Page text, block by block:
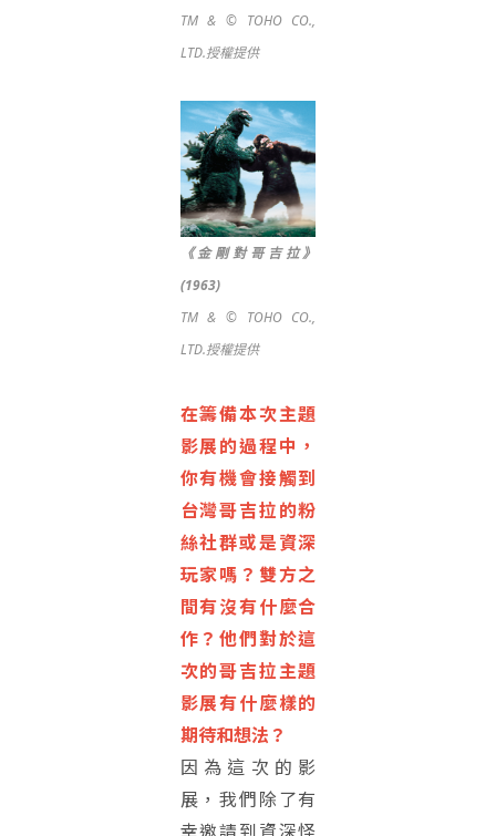
TM & © TOHO CO.,
LTD.授權提供
《金剛對哥吉拉》
(1963)
TM & © TOHO CO.,
LTD.授權提供
在籌備本次主題
影展的過程中，
你有機會接觸到
台灣哥吉拉的粉
絲社群或是資深
玩家嗎？雙方之
間有沒有什麼合
作？他們對於這
次的哥吉拉主題
影展有什麼樣的
期待和想法？
因為這次的影
展，我們除了有
幸邀請到資深怪